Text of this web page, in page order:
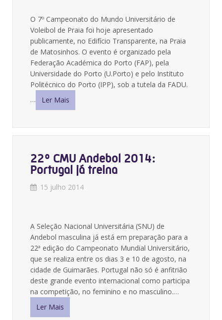
O 7º Campeonato do Mundo Universitário de
Voleibol de Praia foi hoje apresentado
publicamente, no Edifício Transparente, na Praia
de Matosinhos. O evento é organizado pela
Federação Académica do Porto (FAP), pela
Universidade do Porto (U.Porto) e pelo Instituto
Politécnico do Porto (IPP), sob a tutela da FADU.
…
Ler Mais
22º CMU Andebol 2014:
Portugal já treina
15 julho 2014
A Seleção Nacional Universitária (SNU) de
Andebol masculina já está em preparação para a
22ª edição do Campeonato Mundial Universitário,
que se realiza entre os dias 3 e 10 de agosto, na
cidade de Guimarães. Portugal não só é anfitrião
deste grande evento internacional como participa
na competição, no feminino e no masculino.…
Ler Mais